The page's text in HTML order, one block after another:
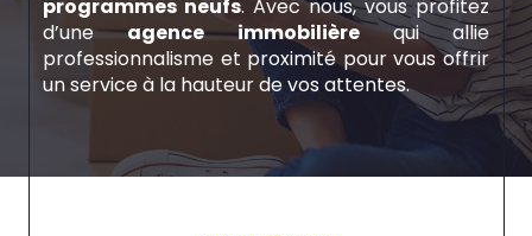
programmes neufs. Avec nous, vous profitez
d’uneagence immobilièrequi allie
professionnalisme et proximité pour vous offrir
un service à la hauteur de vos attentes.
Des biens immobiliers à Mulhouse ?
découvrez nos prestations